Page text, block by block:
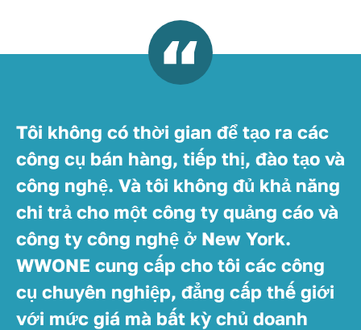
Tôi không có thời gian để tạo ra các
công cụ bán hàng, tiếp thị, đào tạo và
công nghệ. Và tôi không đủ khả năng
chi trả cho một công ty quảng cáo và
công ty công nghệ ở New York.
WWONE cung cấp cho tôi các công
cụ chuyên nghiệp, đẳng cấp thế giới
với mức giá mà bất kỳ chủ doanh